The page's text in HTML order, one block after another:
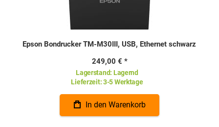
Epson Bondrucker TM-M30III, USB, Ethernet schwarz
249,00 €
Lagerstand: Lagernd
Lieferzeit:3-5 Werktage
In den Warenkorb